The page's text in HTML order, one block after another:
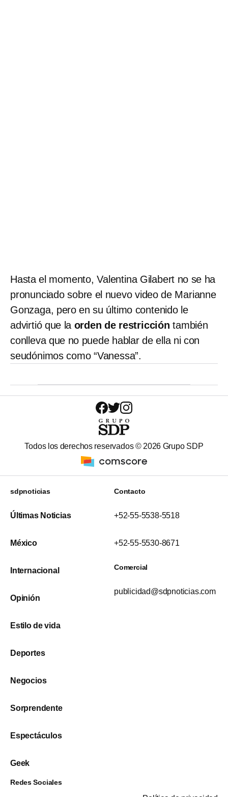
Hasta el momento, Valentina Gilabert no se ha
pronunciado sobre el nuevo video de Marianne
Gonzaga, pero en su último contenido le
advirtió que la orden de restriccióntambién
conlleva que no puede hablar de ella ni con
seudónimos como “Vanessa”.
Todos los derechos reservados © 2026 Grupo SDP
sdpnoticias
Últimas Noticias
México
Internacional
Opinión
Estilo de vida
Deportes
Negocios
Sorprendente
Espectáculos
Geek
Contacto
+52-55-5538-5518
+52-55-5530-8671
Comercial
publicidad@sdpnoticias.com
Redes Sociales